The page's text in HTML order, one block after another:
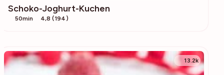
Schoko-Joghurt-Kuchen
50min 4,8 (194)
13.2k